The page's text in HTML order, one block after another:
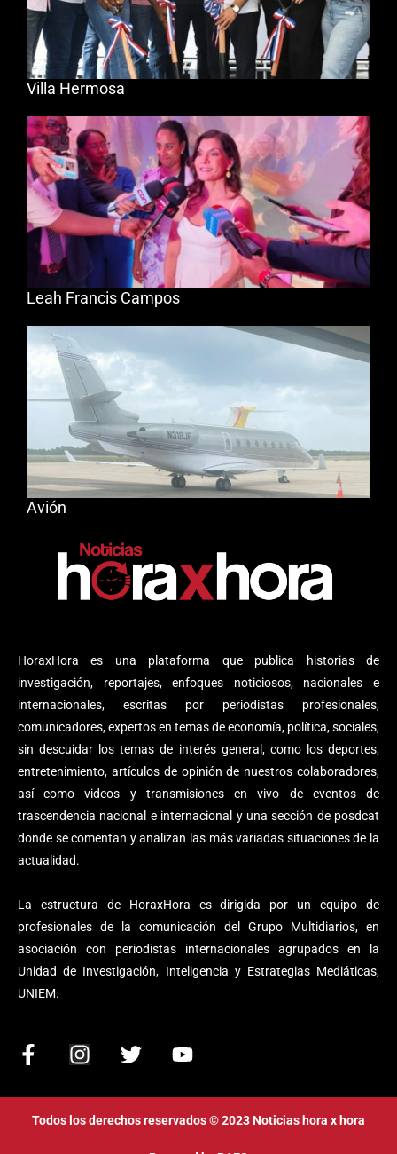
HoraxHora es una plataforma que publica historias de
investigación, reportajes, enfoques noticiosos, nacionales e
internacionales, escritas por periodistas profesionales,
comunicadores, expertos en temas de economía, política, sociales,
sin descuidar los temas de interés general, como los deportes,
entretenimiento, artículos de opinión de nuestros colaboradores,
así como videos y transmisiones en vivo de eventos de
trascendencia nacional e internacional y una sección de posdcat
donde se comentan y analizan las más variadas situaciones de la
actualidad.
La estructura de HoraxHora es dirigida por un equipo de
profesionales de la comunicación del Grupo Multidiarios, en
asociación con periodistas internacionales agrupados en la
Unidad de Investigación, Inteligencia y Estrategias Mediáticas,
UNIEM.
F
c
e
I
s
t
T
i
t
Y
u
t
Villa Hermosa
Leah Francis Campos
Avión
Todos los derechos reservados © 2023 Noticias hora x hora